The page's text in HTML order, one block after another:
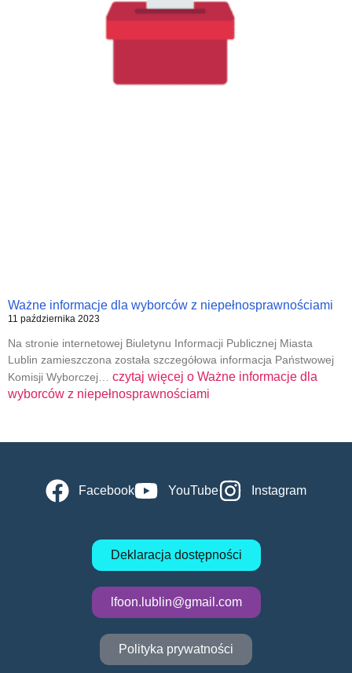
Ważne informacje dla wyborców z niepełnosprawnościami
11 października 2023
Na stronie internetowej Biuletynu Informacji Publicznej Miasta
Lublin zamieszczona została szczegółowa informacja Państwowej
Komisji Wyborczej… czytaj więcej o Ważne informacje dla
wyborców z niepełnosprawnościami
Facebook YouTube Instagram
Deklaracja dostępności
lfoon.lublin@gmail.com
Polityka prywatności